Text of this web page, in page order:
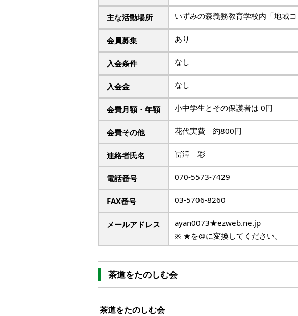
主な活動場所 いずみの森義務教育学校内「地域
会員募集 あり
入会条件 なし
入会金 なし
会費月額・年額 小中学生とその保護者は 0円
会費その他 花代実費 約800円
連絡者氏名 冨澤 彩
電話番号 070-5573-7429
FAX番号 03-5706-8260
メールアドレス
ayan0073★ezweb.ne.jp
※ ★を@に変換してください。
茶道をたのしむ会
茶道をたのしむ会